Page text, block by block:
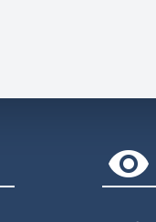
remove_red_eye